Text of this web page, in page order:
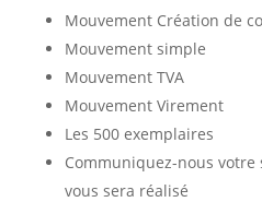
Mouvement Création de
Mouvement simple
Mouvement TVA
Mouvement Virement
Les 500 exemplaires
Communiquez-nous
vous sera réalisé